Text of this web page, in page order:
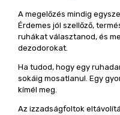
A megelőzés mindig
Érdemes jól szellőző,
ruhákat választanod, és
dezodorokat.
Ha tudod, hogy egy
sokáig mosatlanul. Egy
kímél meg.
Az izzadságfoltok